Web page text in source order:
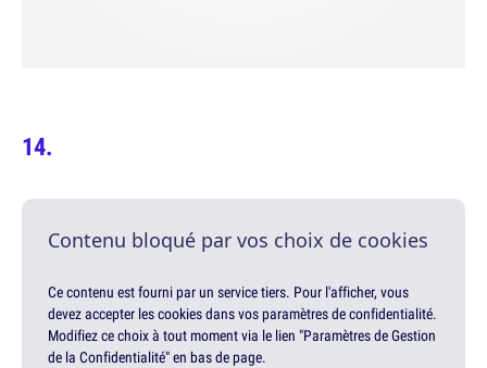
Contenu bloqué par vos choix de cookies
Ce contenu est fourni par un service tiers. Pour l'afficher, vous
devez accepter les cookies dans vos paramètres de confidentialité.
Modifiez ce choix à tout moment via le lien "Paramètres de Gestion
de la Confidentialité" en bas de page.